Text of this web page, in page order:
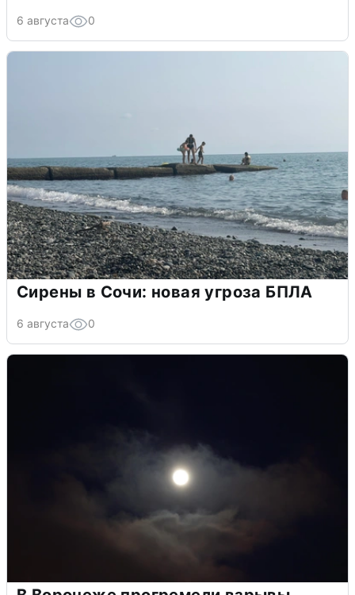
6 августа 0
Сирены в Сочи: новая угроза БПЛА
6 августа 0